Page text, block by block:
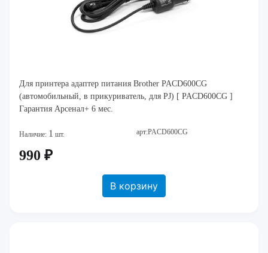
Для принтера адаптер питания Brother PACD600CG
(автомобильный, в прикуриватель, для PJ) [ PACD600CG ]
Гарантия Арсенал+ 6 мес.
Наличие: 1 шт. арт:PACD600CG
990 ₽
В корзину